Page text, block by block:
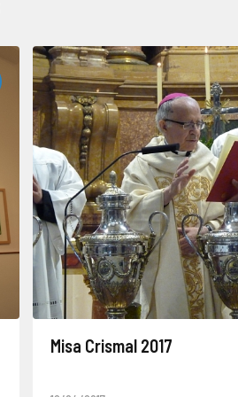
Misa Crismal 2017